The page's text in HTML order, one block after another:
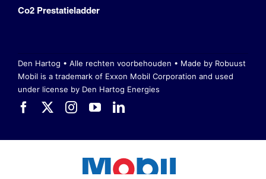
Co2 Prestatieladder
Den Hartog • Alle rechten voorbehouden • Made by Robuust
Mobil is a trademark of Exxon Mobil Corporation and used
under license by Den Hartog Energies